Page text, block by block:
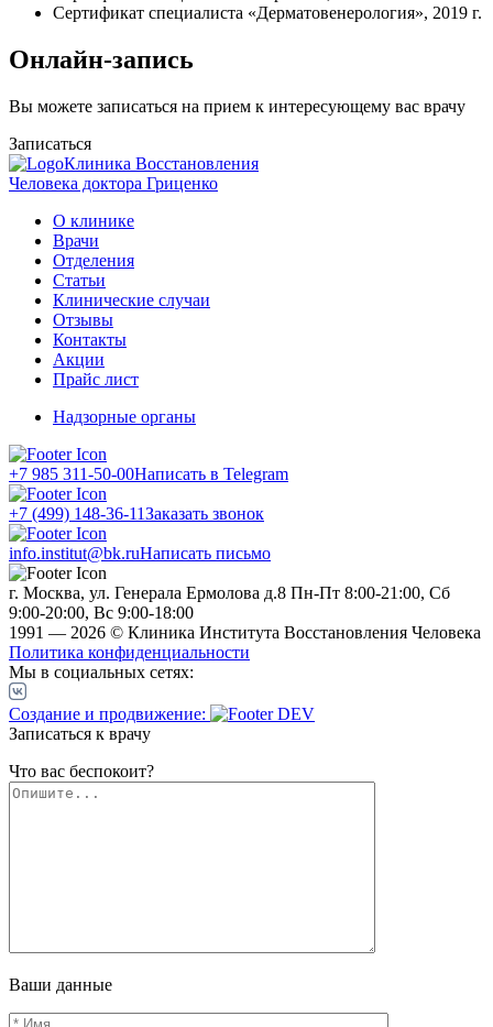
Сертификат специалиста «Дерматовенерология», 2019 г.
Онлайн-запись
Вы можете записаться на прием к интересующему вас врачу
Записаться
Клиника Восстановления
Человека доктора Гриценко
О клинике
Врачи
Отделения
Статьи
Клинические случаи
Отзывы
Контакты
Акции
Прайс лист
Надзорные органы
+7 985 311-50-00Написать в Telegram
+7 (499) 148-36-11Заказать звонок
info.institut@bk.ruНаписать письмо
г. Москва, ул. Генерала Ермолова д.8 Пн-Пт 8:00-21:00, Сб
9:00-20:00, Вс 9:00-18:00
1991 — 2026 © Клиника Института Восстановления Человека
Политика конфиденциальности
Мы в социальных сетях:
Создание и продвижение:
Записаться к врачу
Что вас беспокоит?
Ваши данные